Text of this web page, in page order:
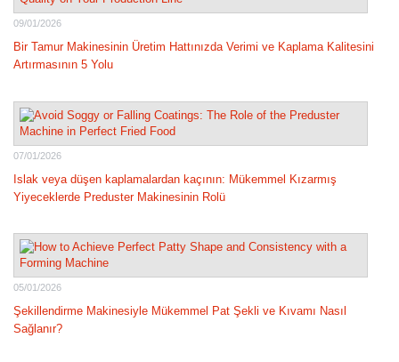
09/01/2026
Bir Tamur Makinesinin Üretim Hattınızda Verimi ve Kaplama Kalitesini
Artırmasının 5 Yolu
07/01/2026
Islak veya düşen kaplamalardan kaçının: Mükemmel Kızarmış
Yiyeceklerde Preduster Makinesinin Rolü
05/01/2026
Şekillendirme Makinesiyle Mükemmel Pat Şekli ve Kıvamı Nasıl
Sağlanır?